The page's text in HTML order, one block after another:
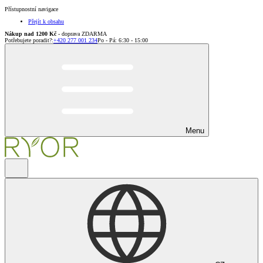
Přístupnostní navigace
Přejít k obsahu
Nákup nad 1200 Kč - doprava ZDARMA
Potřebujete poradit?:+420 277 001 234Po - Pá: 6:30 - 15:00
Menu